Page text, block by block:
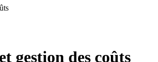
gestion des coûts